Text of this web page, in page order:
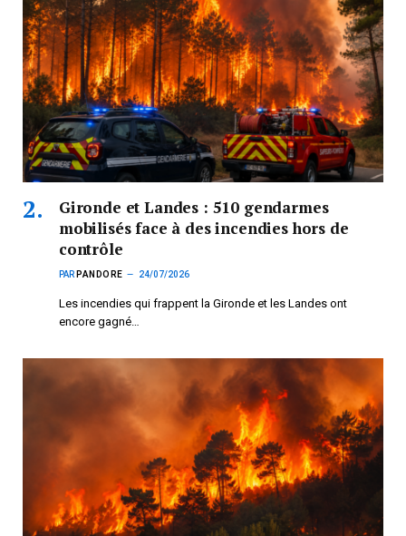
Gironde et Landes : 510 gendarmes
mobilisés face à des incendies hors de
contrôle
PAR PANDORE 24/07/2026
Les incendies qui frappent la Gironde et les Landes ont
encore gagné…